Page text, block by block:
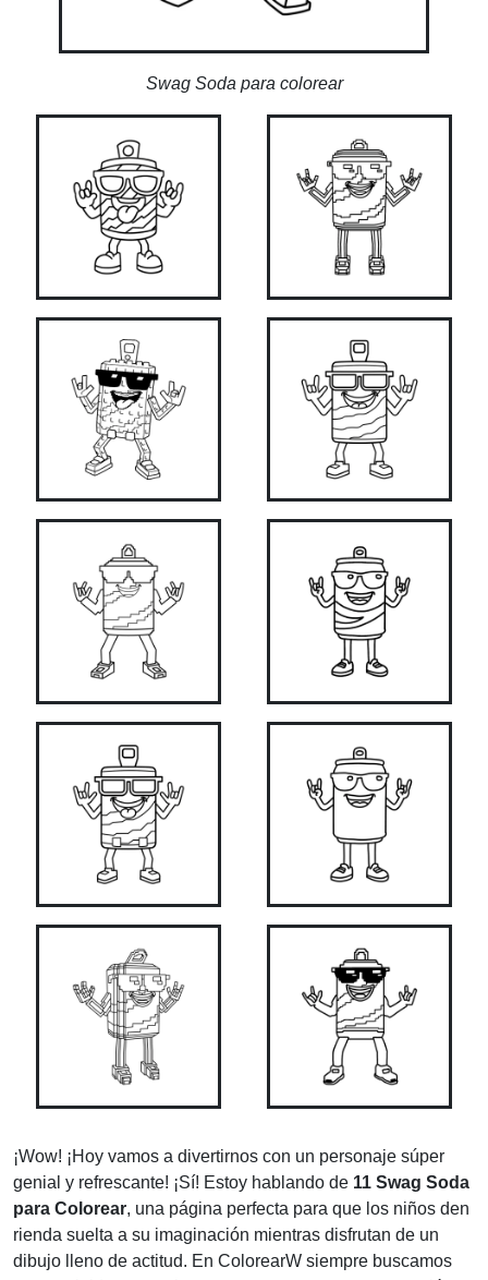
Swag Soda para colorear
¡Wow! ¡Hoy vamos a divertirnos con un personaje súper
genial y refrescante! ¡Sí! Estoy hablando de 11 Swag Soda
para Colorear, una página perfecta para que los niños den
rienda suelta a su imaginación mientras disfrutan de un
dibujo lleno de actitud. En ColorearW siempre buscamos